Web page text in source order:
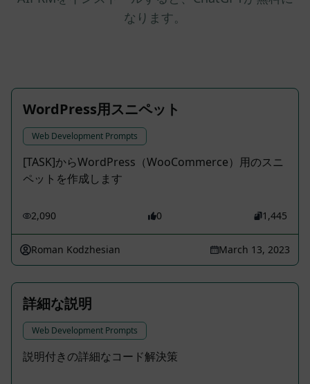
なります。
WordPress用スニペット
Web Development Prompts
[TASK]からWordPress（WooCommerce）用のスニ
ペットを作成します
2,090 0 1,445
Roman Kodzhesian March 13, 2023
詳細な説明
Web Development Prompts
説明付きの詳細なコード解決策